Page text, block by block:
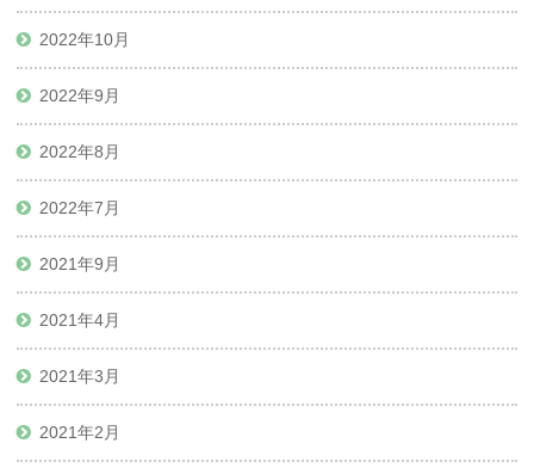
2022年10月
2022年9月
2022年8月
2022年7月
2021年9月
2021年4月
2021年3月
2021年2月